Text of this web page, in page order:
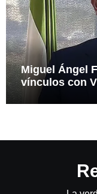
Miguel Ángel
vínculos con